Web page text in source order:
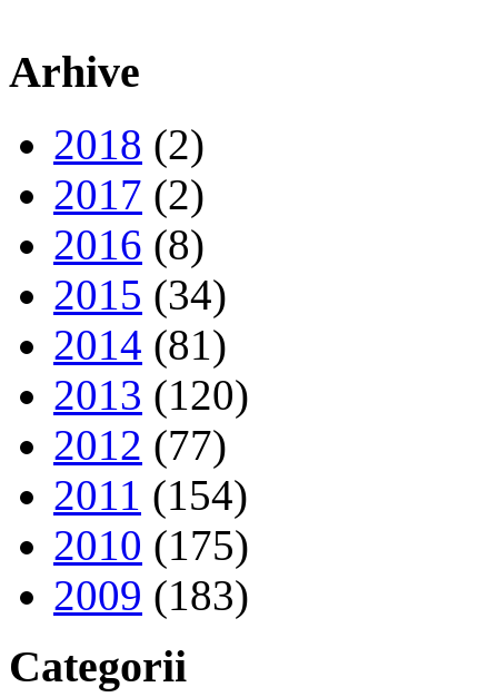
Arhive
2018 (2)
2017 (2)
2016 (8)
2015 (34)
2014 (81)
2013 (120)
2012 (77)
2011 (154)
2010 (175)
2009 (183)
Categorii